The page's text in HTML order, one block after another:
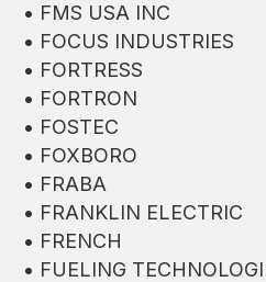
• FMS USA INC
• FOCUS INDUSTRIES
• FORTRESS
• FORTRON
• FOSTEC
• FOXBORO
• FRABA
• FRANKLIN ELECTRIC
• FRENCH
• FUELING